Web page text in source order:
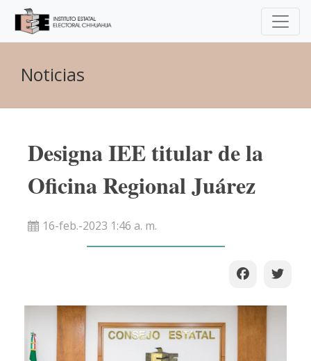
Noticias
Designa IEE titular de la
Oficina Regional Juárez
16-feb.-2023 1:46 a. m.